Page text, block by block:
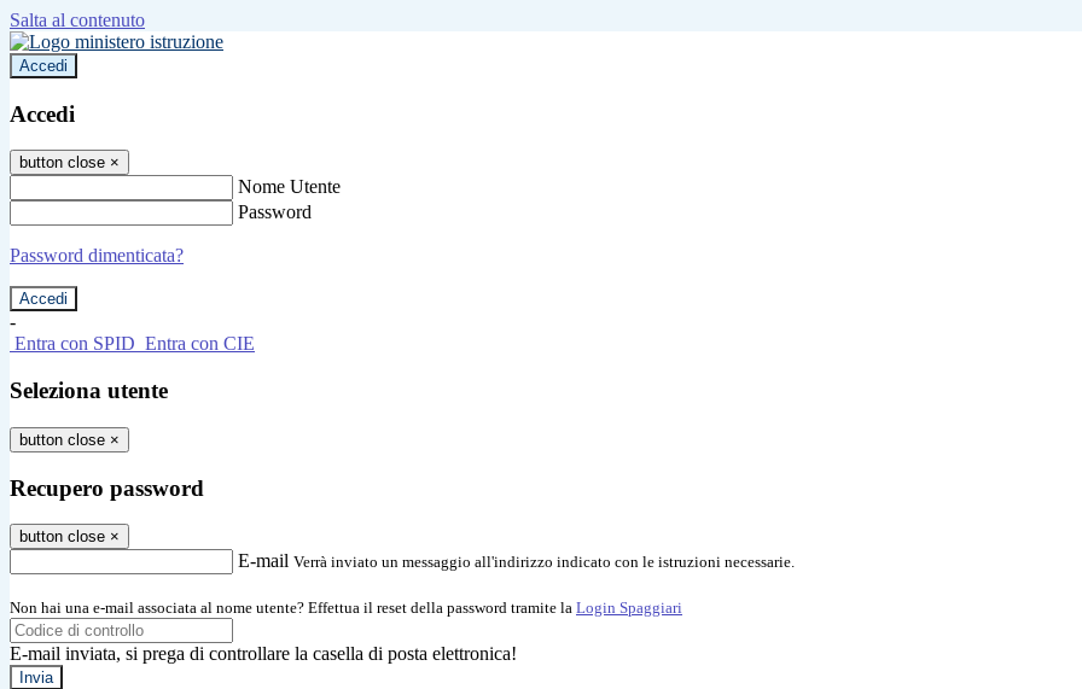
Salta al contenuto
Accedi
Accedi
button close ×
Nome Utente
Password
Password dimenticata?
-
Entra con SPID Entra con CIE
Seleziona utente
button close ×
Recupero password
button close ×
E-mail Verrà inviato un messaggio all'indirizzo indicato con le istruzioni necessarie.
Non hai una e-mail associata al nome utente? Effettua il reset della password tramite la Login Spaggiari
E-mail inviata, si prega di controllare la casella di posta elettronica!